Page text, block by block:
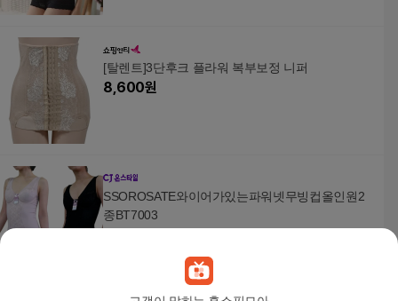
[탈렌트]3단후크 플라워 복부보정 니퍼
8,600원
SSOROSATE와이어가있는파워넷무빙컵올인원2
종BT7003